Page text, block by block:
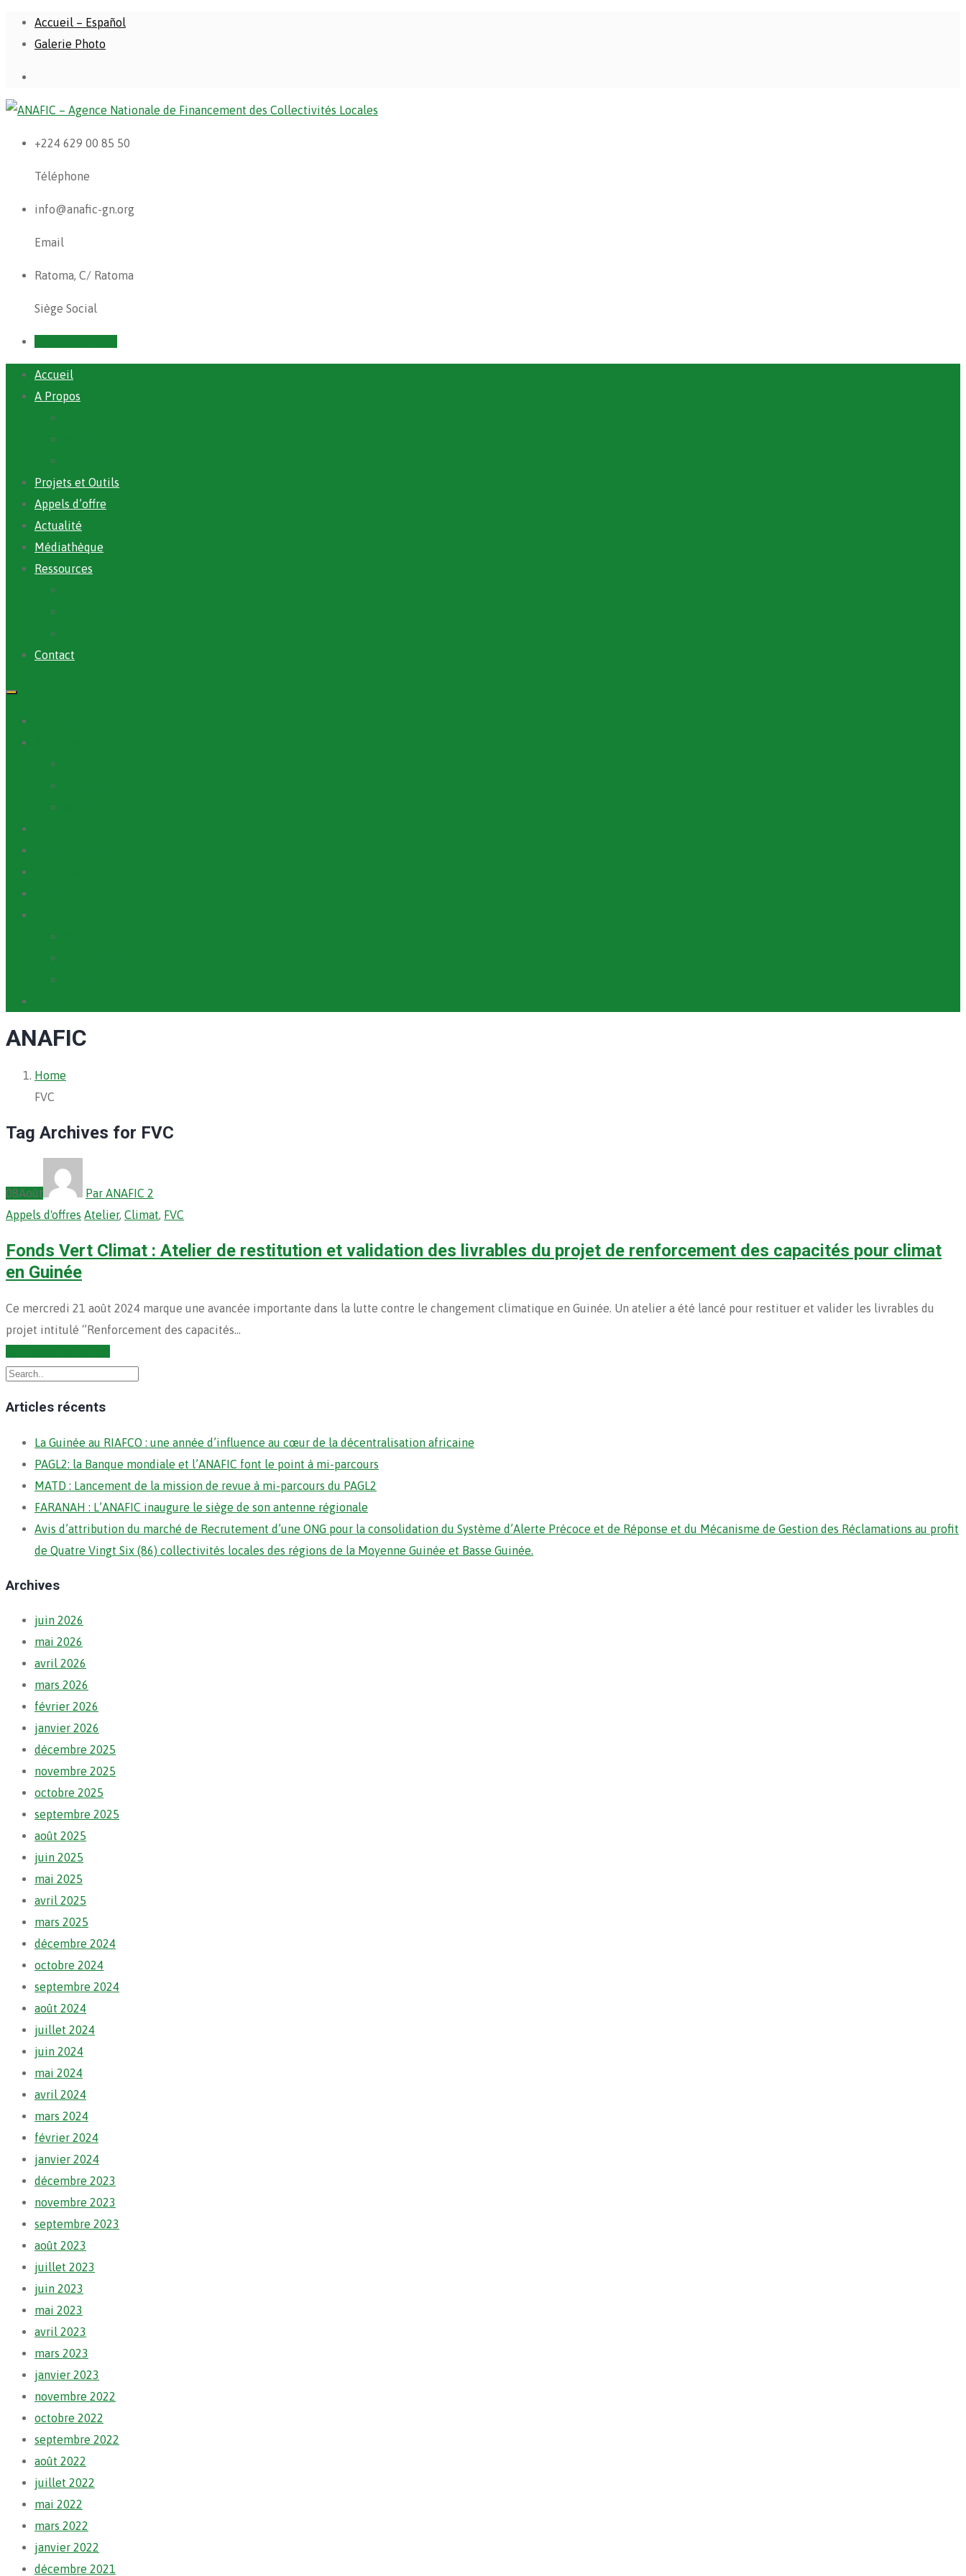
Accueil – Español
Galerie Photo
+224 629 00 85 50
Téléphone
info@anafic-gn.org
Email
Ratoma, C/ Ratoma
Siège Social
Accueil
A Propos
Projets et Outils
Appels d’offre
Actualité
Médiathèque
Ressources
Contact
ANAFIC
Home
FVC
Tag Archives for FVC
08Août
Par ANAFIC 2
Appels d'offres Atelier, Climat, FVC
Fonds Vert Climat : Atelier de restitution et validation des livrables du projet de renforcement des capacités pour climat
en Guinée
Ce mercredi 21 août 2024 marque une avancée importante dans la lutte contre le changement climatique en Guinée. Un atelier a été lancé pour restituer et valider les livrables du
projet intitulé ‘’Renforcement des capacités…
Articles récents
La Guinée au RIAFCO : une année d’influence au cœur de la décentralisation africaine
PAGL2: la Banque mondiale et l’ANAFIC font le point à mi-parcours
MATD : Lancement de la mission de revue à mi-parcours du PAGL2
FARANAH : L’ANAFIC inaugure le siège de son antenne régionale
Avis d’attribution du marché de Recrutement d’une ONG pour la consolidation du Système d’Alerte Précoce et de Réponse et du Mécanisme de Gestion des Réclamations au profit
de Quatre Vingt Six (86) collectivités locales des régions de la Moyenne Guinée et Basse Guinée.
Archives
juin 2026
mai 2026
avril 2026
mars 2026
février 2026
janvier 2026
décembre 2025
novembre 2025
octobre 2025
septembre 2025
août 2025
juin 2025
mai 2025
avril 2025
mars 2025
décembre 2024
octobre 2024
septembre 2024
août 2024
juillet 2024
juin 2024
mai 2024
avril 2024
mars 2024
février 2024
janvier 2024
décembre 2023
novembre 2023
septembre 2023
août 2023
juillet 2023
juin 2023
mai 2023
avril 2023
mars 2023
janvier 2023
novembre 2022
octobre 2022
septembre 2022
août 2022
juillet 2022
mai 2022
mars 2022
janvier 2022
décembre 2021